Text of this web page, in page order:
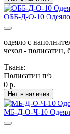
ОББ-Д-О-10 Одеяло
одеяло с
чехол - полисатин,
Ткань:
Полисатин п/э
0 р.
Нет в наличии
МБ-Д-О-Ч-10